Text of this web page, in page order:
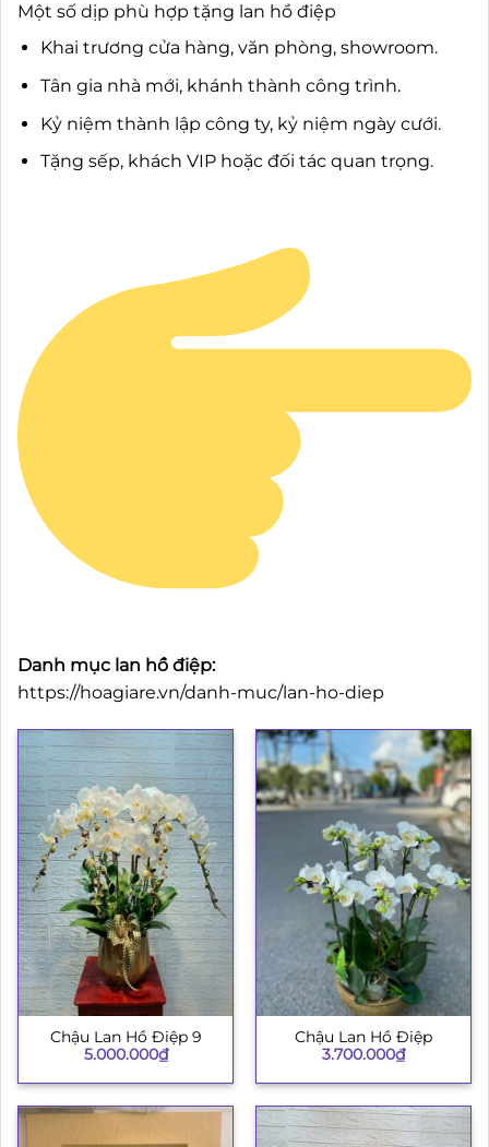
Một số dịp phù hợp tặng lan hồ điệp
Khai trương cửa hàng, văn phòng, showroom.
Tân gia nhà mới, khánh thành công trình.
Kỷ niệm thành lập công ty, kỷ niệm ngày cưới.
Tặng sếp, khách VIP hoặc đối tác quan trọng.
Danh mục lan hồ điệp:
https://hoagiare.vn/danh-muc/lan-ho-diep
Chậu Lan Hồ Điệp 9
5.000.000₫
Chậu Lan Hồ Điệp
3.700.000₫